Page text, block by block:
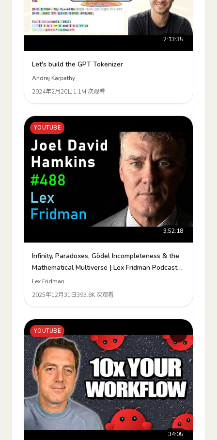
2:13:35
Let's build the GPT Tokenizer
Andrej Karpathy
2024年2月20日 1.1M 次观看
YOUTUBE
3:52:18
Infinity, Paradoxes, Gödel Incompleteness & the
Mathematical Multiverse | Lex Fridman Podcast
#488
Lex Fridman
2025年12月31日393.8K 次观看
YOUTUBE
34:05